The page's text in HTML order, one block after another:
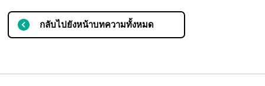
กลับไปยังหน้าบทความทั้งหมด